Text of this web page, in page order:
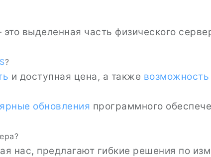
выделенная часть физического
?
и доступная цена, а также
обновления программного
нас, предлагают гибкие решения по